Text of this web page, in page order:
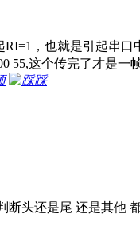
，也就是引起串
55,这个传完了才是
踩
头还是尾 还是其他